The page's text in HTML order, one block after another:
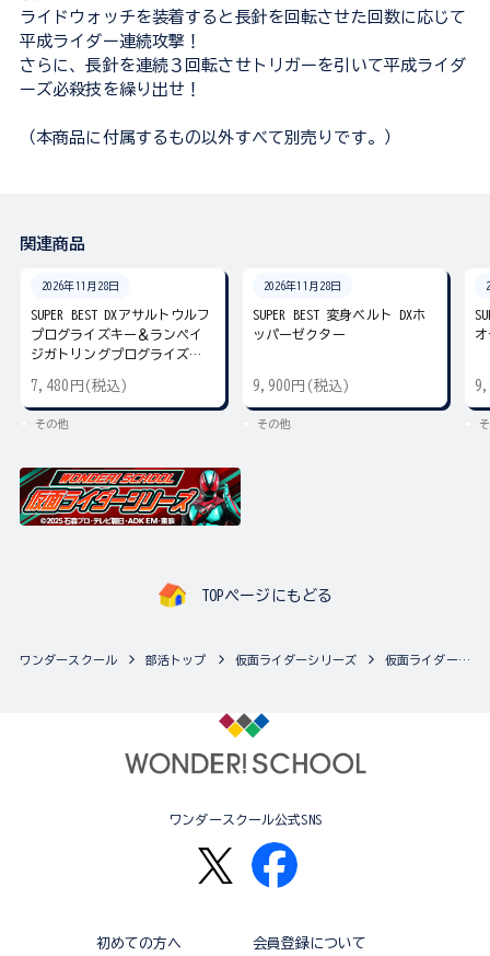
ライドウォッチを装着すると長針を回転させた回数に応じて
平成ライダー連続攻撃！
さらに、長針を連続３回転させトリガーを引いて平成ライダ
ーズ必殺技を繰り出せ！
（本商品に付属するもの以外すべて別売りです。）
関連商品
2026年11月28日
SUPER BEST DXアサルトウルフ
プログライズキー＆ランペイ
ジガトリングプログライズキ
7,480円(税込)
その他
2026年11月28日
SUPER BEST 変身ベルト DXホ
ッパーゼクター
9,900円(税込)
その他
TOPページにもどる
ワンダースクール 部活トップ 仮面ライダーシリーズ 仮面ライダーシリーズの最新商品一覧
ワンダースクール公式SNS
初めての方へ 会員登録について